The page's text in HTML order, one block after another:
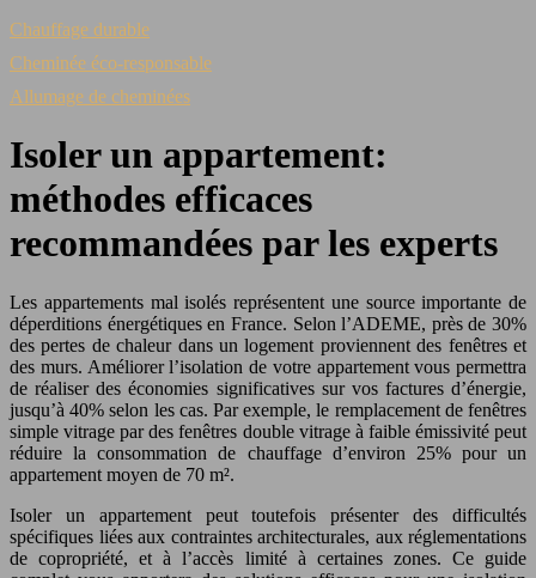
Chauffage durable
Cheminée éco-responsable
Allumage de cheminées
Isoler un appartement:
méthodes efficaces
recommandées par les experts
Les appartements mal isolés représentent une source importante de
déperditions énergétiques en France. Selon l’ADEME, près de 30%
des pertes de chaleur dans un logement proviennent des fenêtres et
des murs. Améliorer l’isolation de votre appartement vous permettra
de réaliser des économies significatives sur vos factures d’énergie,
jusqu’à 40% selon les cas. Par exemple, le remplacement de fenêtres
simple vitrage par des fenêtres double vitrage à faible émissivité peut
réduire la consommation de chauffage d’environ 25% pour un
appartement moyen de 70 m².
Isoler un appartement peut toutefois présenter des difficultés
spécifiques liées aux contraintes architecturales, aux réglementations
de copropriété, et à l’accès limité à certaines zones. Ce guide